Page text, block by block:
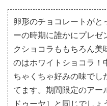
卵形のチョコレートがと
ーの時期に誰かにプレゼ
クショコラももちろん美
のはホワイトショコラ！
ちゃくちゃ好みの味でし
てます。期間限定のアー
ドゥーヤ］と同じでし